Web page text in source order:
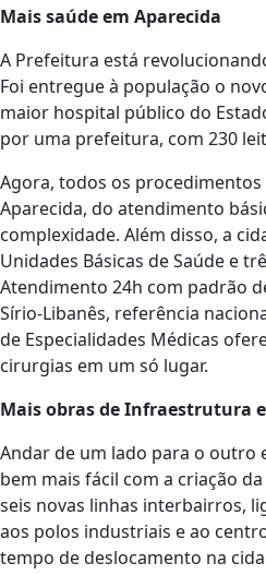
Mais saúde em Aparecida
A Prefeitura está
Foi entregue à população o
maior hospital público do
por uma prefeitura, com 230
Agora, todos os
Aparecida, do atendimento
complexidade. Além disso, a
Unidades Básicas de Saúde e
Atendimento 24h com padrão
Sírio-Libanês, referência
de Especialidades Médicas
cirurgias em um só lugar.
Mais obras de Infraestrutura
Andar de um lado para o outro
bem mais fácil com a criação
seis novas linhas interbairros,
aos polos industriais e ao
tempo de deslocamento na